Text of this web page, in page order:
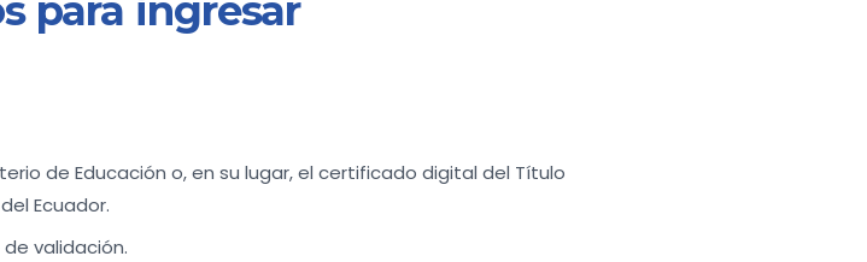
para ingresar
de Educación o, en su lugar, el certificado digital del Título
Ecuador.
validación.